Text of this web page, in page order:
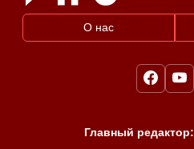
О нас
Главный редактор: